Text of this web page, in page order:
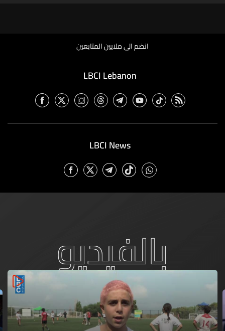
انضم الى ملايين المتابعين
LBCI Lebanon
LBCI News
بالفيديو